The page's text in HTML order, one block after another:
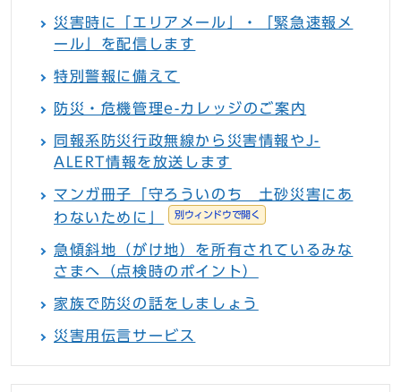
災害時に「エリアメール」・「緊急速報メ
ール」を配信します
特別警報に備えて
防災・危機管理e-カレッジのご案内
同報系防災行政無線から災害情報やJ-
ALERT情報を放送します
マンガ冊子「守ろういのち 土砂災害にあ
わないために」
別ウィンドウで開く
急傾斜地（がけ地）を所有されているみな
さまへ（点検時のポイント）
家族で防災の話をしましょう
災害用伝言サービス